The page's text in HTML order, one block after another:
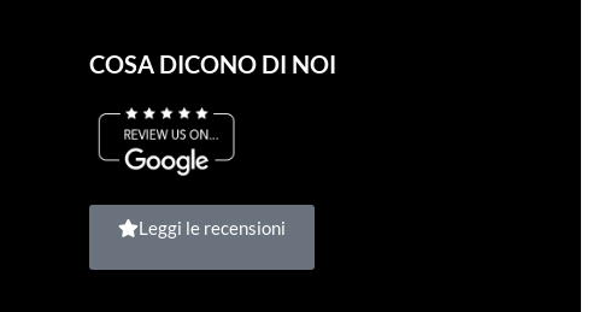
COSA DICONO DI NOI
Leggi le recensioni